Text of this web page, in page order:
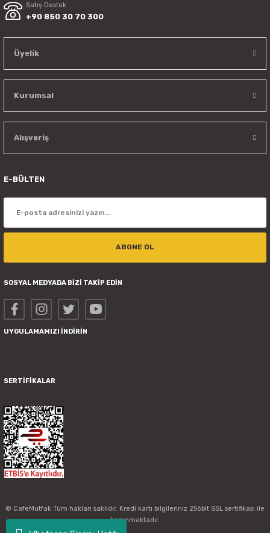
Satış Destek
+90 850 30 70 300
Üyelik
Kurumsal
Alışveriş
E-BÜLTEN
ABONE OL
SOSYAL MEDYADA BİZİ TAKİP EDİN
UYGULAMAMIZI İNDİRİN
SERTİFİKALAR
© CafeMutfak Tüm hakları saklıdır. Kredi kartı bilgileriniz 256bit SSL sertifikası ile
korunmaktadır.